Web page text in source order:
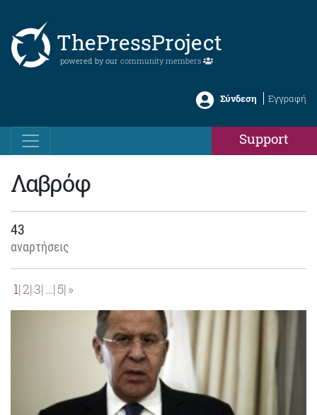
ThePressProject
powered by our community members
Σύνδεση Εγγραφή
Support
Λαβρόφ
43
αναρτήσεις
1 2 3 … 5 »